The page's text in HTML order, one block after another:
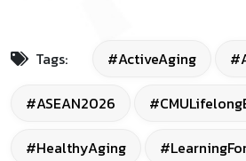
Tags: #ActiveAging
#ASEAN2026
#HealthyAging